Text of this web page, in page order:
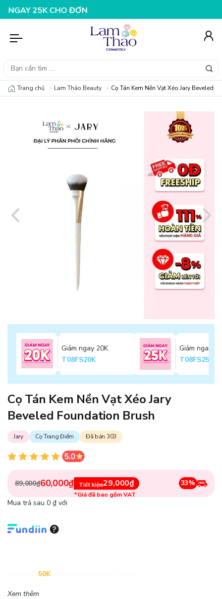
CHO ĐƠN HÀNG 199K
Trang chủ Lam Thảo Beauty Cọ Tán Kem Nền Vạt Xéo Jary Beveled
Giảm ngay 20K
T08FS20K
Giảm ngay
T08FS25K
Cọ Tán Kem Nền Vạt Xéo Jary
Beveled Foundation Brush
Jary Cọ Trang Điểm Đã bán 303
89,000₫60,000₫ Tiết kiệm29,000₫
*Giá đã bao gồm VAT
33%
Mua trả sau 0 ₫ với
50K
Xem thêm